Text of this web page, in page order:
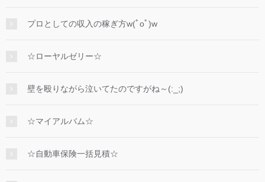
プロとしての収入の稼ぎ方w(ﾟoﾟ)w
☆ローヤルゼリー☆
壁を殴りながら泣いてたのですがね～(:_;)
☆マイアルバム☆
☆自動車保険一括見積☆